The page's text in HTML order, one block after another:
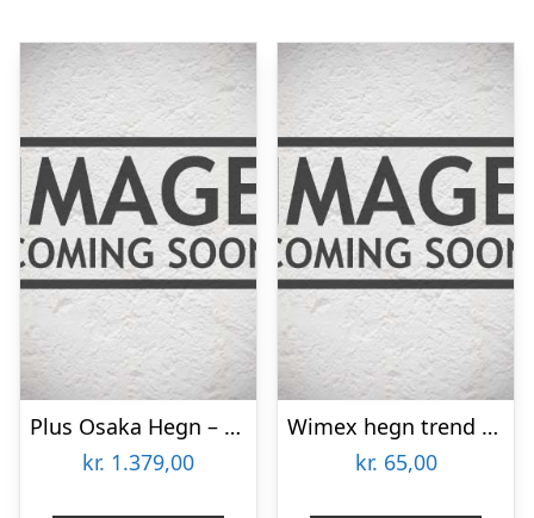
Plus Osaka Hegn – 180×93 cm – Fungicid beh. grundmalet hvid to gange – 17455-13
kr. 1.379,00
Wimex hegn trend classic rombe – 8279443065
kr. 65,00